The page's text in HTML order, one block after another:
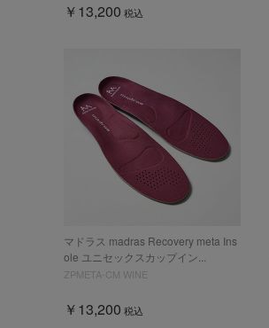
￥13,200 税込
マドラス madras Recovery meta Ins
ole ユニセックスカップイン...
ZPMETA-CM WINE
￥13,200 税込